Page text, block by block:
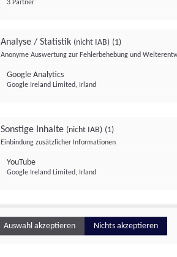
3 Partner
Analyse / Statistik (nicht IAB) (1)
Anonyme Auswertung zur Fehlerbehebung und
Google Analytics
Google Ireland Limited, Irland
Sonstige Inhalte (nicht IAB) (1)
Einbindung zusätzlicher Informationen
YouTube
Google Ireland Limited, Irland
Auswahl akzeptieren Nichts akzeptieren